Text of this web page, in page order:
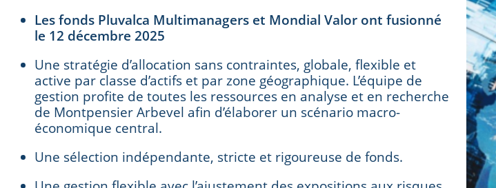
Les fonds Pluvalca Multimanagers et Mondial Valor ont fusionné
le 12 décembre 2025
Une stratégie d’allocation sans contraintes, globale, flexible et
active par classe d’actifs et par zone géographique. L’équipe de
gestion profite de toutes les ressources en analyse et en recherche
de Montpensier Arbevel afin d’élaborer un scénario macro-
économique central.
Une sélection indépendante, stricte et rigoureuse de fonds.